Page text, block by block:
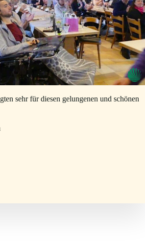
sehr für diesen gelungenen und schönen